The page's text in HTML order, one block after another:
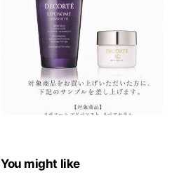
You might like